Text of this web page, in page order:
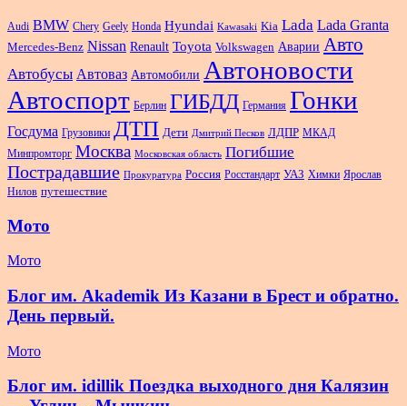
Audi BMW Chery Geely Honda Hyundai Kawasaki Kia Lada Lada Granta
Mercedes-Benz Nissan Renault Toyota Volkswagen Аварии Авто
Автобусы Автоваз Автомобили Автоновости
Автоспорт Берлин ГИБДД Германия Гонки
Госдума Грузовики ДТП Дети Дмитрий Песков ЛДПР МКАД
Минпромторг Москва Московская область Погибшие
Пострадавшие Прокуратура Россия Росстандарт УАЗ Химки Ярослав
Нилов путешествие
Мото
Мото
Блог им. Akademik Из Казани в Брест и обратно.
День первый.
Мото
Блог им. idillik Поездка выходного дня Калязин